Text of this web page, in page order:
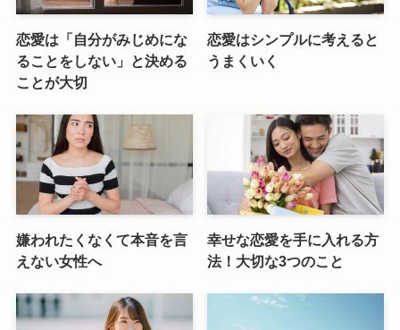
恋愛は「自分がみじめにな
ることをしない」と決める
ことが大切
恋愛はシンプルに考えると
うまくいく
嫌われたくなくて本音を言
えない女性へ
幸せな恋愛を手に入れる方
法！大切な3つのこと